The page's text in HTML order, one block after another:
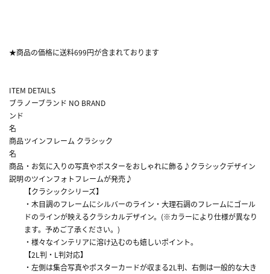
★商品の価格に送料699円が含まれております
ITEM DETAILS
ブラ
ンド
名
ノーブランド NO BRAND
商品
名
ツインフレーム クラシック
商品
説明
・お気に入りの写真やポスターをおしゃれに飾る♪クラシックデザイン
のツインフォトフレームが発売♪
【クラシックシリーズ】
・木目調のフレームにシルバーのライン・大理石調のフレームにゴール
ドのラインが映えるクラシカルデザイン。(※カラーにより仕様が異なり
ます。予めご了承ください。)
・様々なインテリアに溶け込むのも嬉しいポイント。
【2L判・L判対応】
・左側は集合写真やポスターカードが収まる2L判、右側は一般的な大き